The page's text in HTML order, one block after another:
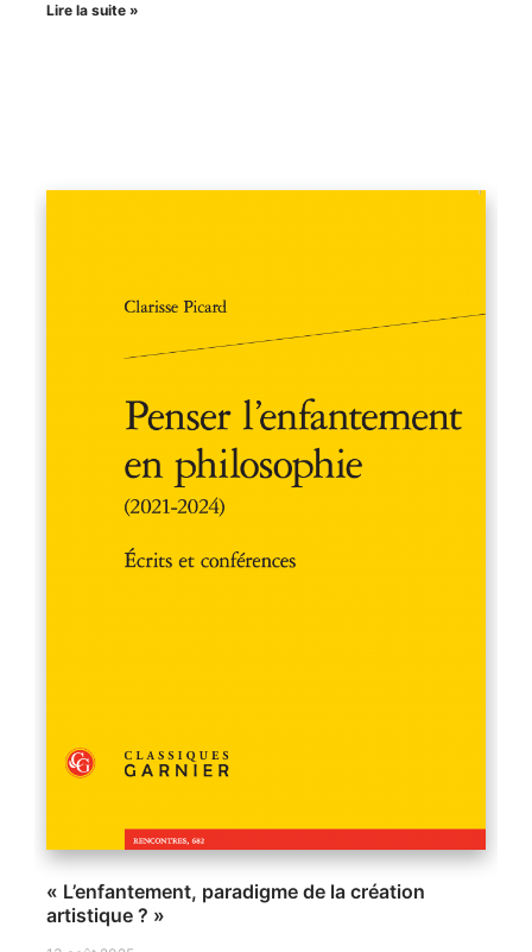
Lire la suite »
« L’enfantement, paradigme de la création
artistique ? »